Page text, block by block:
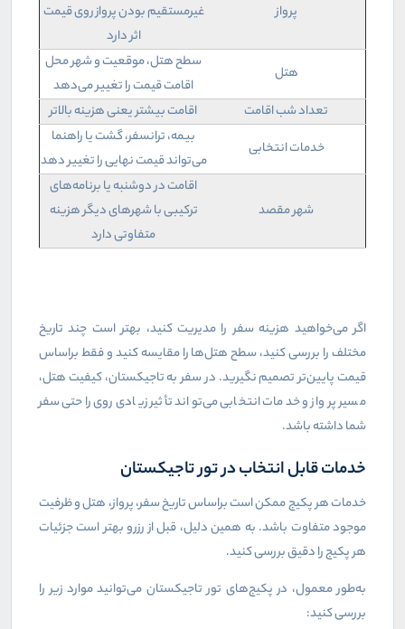
پرواز
غیرمستقیم بودن پرواز روی قیمت
اثر دارد
هتل
سطح هتل، موقعیت و شهر محل
اقامت قیمت را تغییر می‌دهد
تعداد شب اقامت
اقامت بیشتر یعنی هزینه بالاتر
خدمات انتخابی
بیمه، ترانسفر، گشت یا راهنما
می‌تواند قیمت نهایی را تغییر دهد
شهر مقصد
اقامت در دوشنبه یا برنامه‌های
ترکیبی با شهرهای دیگر هزینه
متفاوتی دارد
اگر می‌خواهید هزینه سفر را مدیریت کنید، بهتر است چند تاریخ
مختلف را بررسی کنید، سطح هتل‌ها را مقایسه کنید و فقط براساس
قیمت پایین‌تر تصمیم نگیرید. در سفر به تاجیکستان، کیفیت هتل،
مسیر پرواز و خدمات انتخابی می‌تواند تأثیر زیادی روی راحتی سفر
شما داشته باشد.
خدمات قابل انتخاب در تور تاجیکستان
خدمات هر پکیج ممکن است براساس تاریخ سفر، پرواز، هتل و ظرفیت
موجود متفاوت باشد. به همین دلیل، قبل از رزرو بهتر است جزئیات
هر پکیج را دقیق بررسی کنید.
به‌طور معمول، در پکیج‌های تور تاجیکستان می‌توانید موارد زیر را
بررسی کنید: